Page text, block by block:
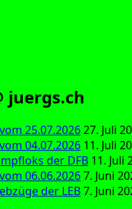
juergs.ch
25.07.202627. Juli
04.07.2026 11. Juli
der DFB 11. Juli
06.06.20267. Juni
der LEB7. Juni